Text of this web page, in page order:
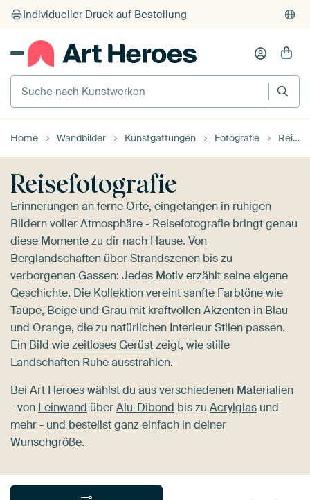
Suche nach Kunstwerken
Home Wandbilder Kunstgattungen Fotografie Reisefotografie
Reisefotografie
Erinnerungen an ferne Orte, eingefangen in ruhigen
Bildern voller Atmosphäre - Reisefotografie bringt genau
diese Momente zu dir nach Hause. Von
Berglandschaften über Strandszenen bis zu
verborgenen Gassen: Jedes Motiv erzählt seine eigene
Geschichte. Die Kollektion vereint sanfte Farbtöne wie
Taupe, Beige und Grau mit kraftvollen Akzenten in Blau
und Orange, die zu natürlichen Interieur Stilen passen.
Ein Bild wiezeitloses Gerüstzeigt, wie stille
Landschaften Ruhe ausstrahlen.
Bei Art Heroes wählst du aus verschiedenen Materialien
- von Leinwand überAlu-Dibond bis zu Acrylglas und
mehr - und bestellst ganz einfach in deiner
Wunschgröße.